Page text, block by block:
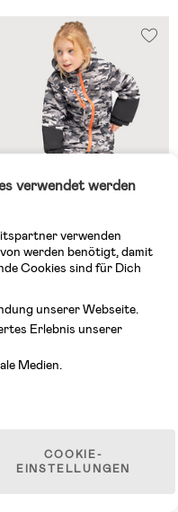
Tolle Verarbeitung Hält sehr
warm
Svalbard
verwendet werden
verwenden
werden benötigt, damit
Cookies sind für Dich
unserer Webseite.
Erlebnis unserer
Medien.
COOKIE-
EINSTELLUNGEN